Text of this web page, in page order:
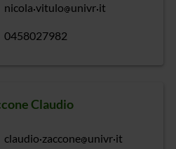
nicola vitulo univr it
0458027982
Claudio
claudio zaccone univr it